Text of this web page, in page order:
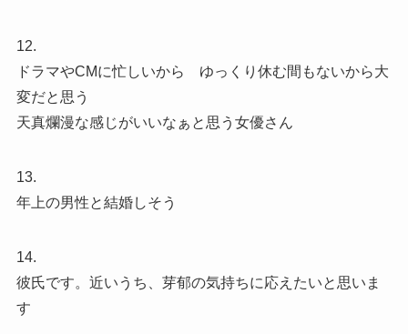
12.
ドラマやCMに忙しいから ゆっくり休む間もないから大
変だと思う
天真爛漫な感じがいいなぁと思う女優さん
13.
年上の男性と結婚しそう
14.
彼氏です。近いうち、芽郁の気持ちに応えたいと思いま
す